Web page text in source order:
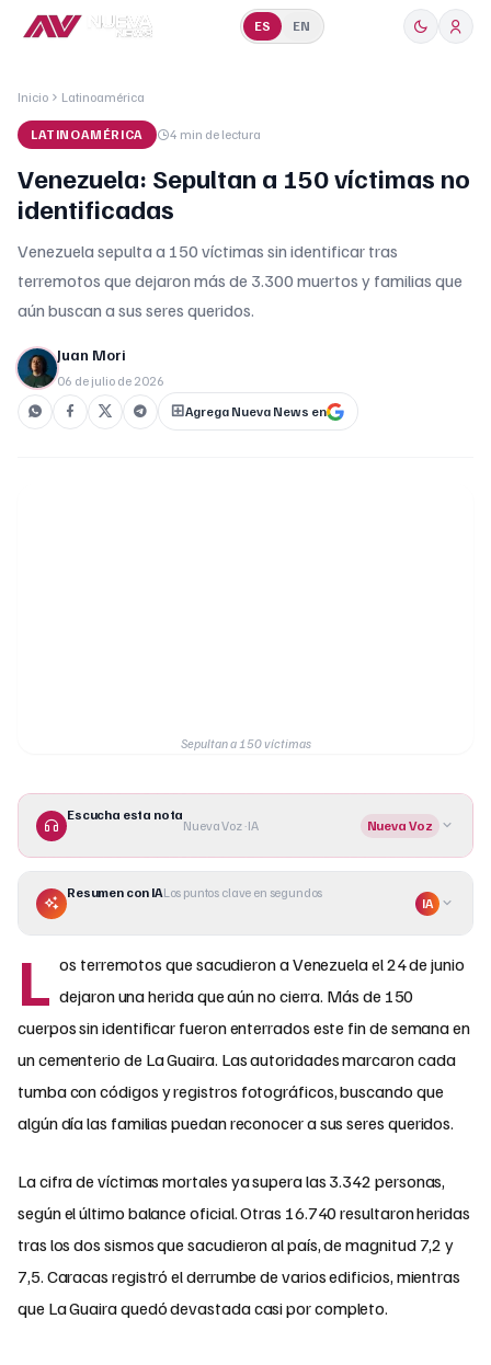
ES EN
Inicio Latinoamérica
LATINOAMÉRICA 4 min de lectura
Venezuela: Sepultan a 150 víctimas no
identificadas
Venezuela sepulta a 150 víctimas sin identificar tras
terremotos que dejaron más de 3.300 muertos y familias que
aún buscan a sus seres queridos.
Juan Mori
06 de julio de 2026
Agrega Nueva News en
Sepultan a 150 víctimas
Escucha esta nota
Nueva Voz · IA Nueva Voz
Resumen con IALos puntos clave en segundos
IA
L os terremotos que sacudieron a Venezuela el 24 de junio
dejaron una herida que aún no cierra. Más de 150
cuerpos sin identificar fueron enterrados este fin de semana en
un cementerio de La Guaira. Las autoridades marcaron cada
tumba con códigos y registros fotográficos, buscando que
algún día las familias puedan reconocer a sus seres queridos.
La cifra de víctimas mortales ya supera las 3.342 personas,
según el último balance oficial. Otras 16.740 resultaron heridas
tras los dos sismos que sacudieron al país, de magnitud 7,2 y
7,5. Caracas registró el derrumbe de varios edificios, mientras
que La Guaira quedó devastada casi por completo.